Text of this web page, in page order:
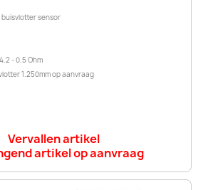
sensor
- 0.5 Ohm
1.250mm op aanvraag
Vervallen artikel
artikel op aanvraag